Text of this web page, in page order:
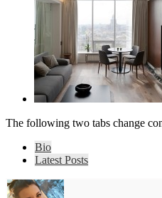
The following two tabs change
Bio
Latest Posts